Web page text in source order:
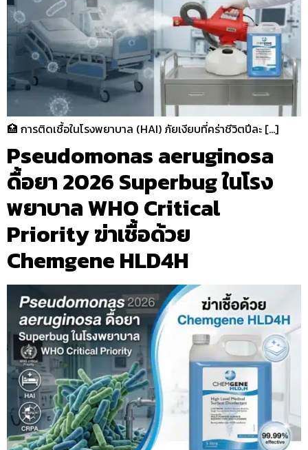
🏥 การติดเชื้อในโรงพยาบาล (HAI) ภัยเงียบที่คร่าชีวิตปีละ […]
Pseudomonas aeruginosa
ดื้อยา 2026 Superbug ในโรง
พยาบาล WHO Critical
Priority ฆ่าเชื้อด้วย
Chemgene HLD4H